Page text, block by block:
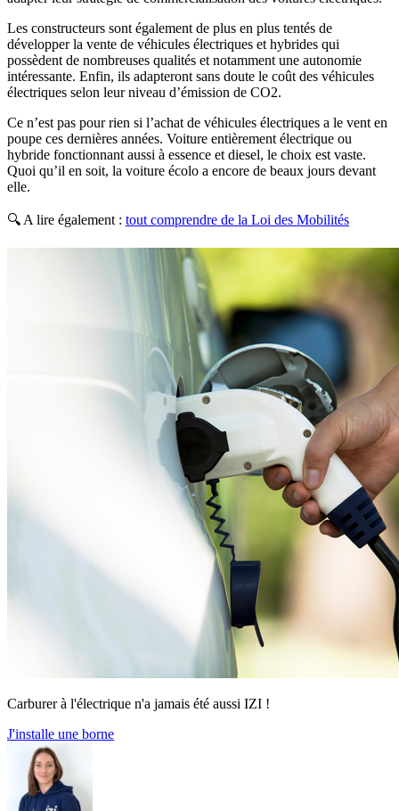
Les constructeurs sont également de plus en plus tentés de
développer la vente de véhicules électriques et hybrides qui
possèdent de nombreuses qualités et notamment une autonomie
intéressante. Enfin, ils adapteront sans doute le coût des véhicules
électriques selon leur niveau d’émission de CO2.
Ce n’est pas pour rien si l’achat de véhicules électriques a le vent en
poupe ces dernières années. Voiture entièrement électrique ou
hybride fonctionnant aussi à essence et diesel, le choix est vaste.
Quoi qu’il en soit, la voiture écolo a encore de beaux jours devant
elle.
🔍 A lire également : tout comprendre de la Loi des Mobilités
Carburer à l'électrique n'a jamais été aussi IZI !
J'installe une borne